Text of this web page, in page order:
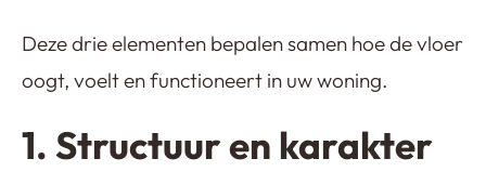
Deze drie elementen bepalen samen hoe de vloer
oogt, voelt en functioneert in uw woning.
1. Structuur en karakter